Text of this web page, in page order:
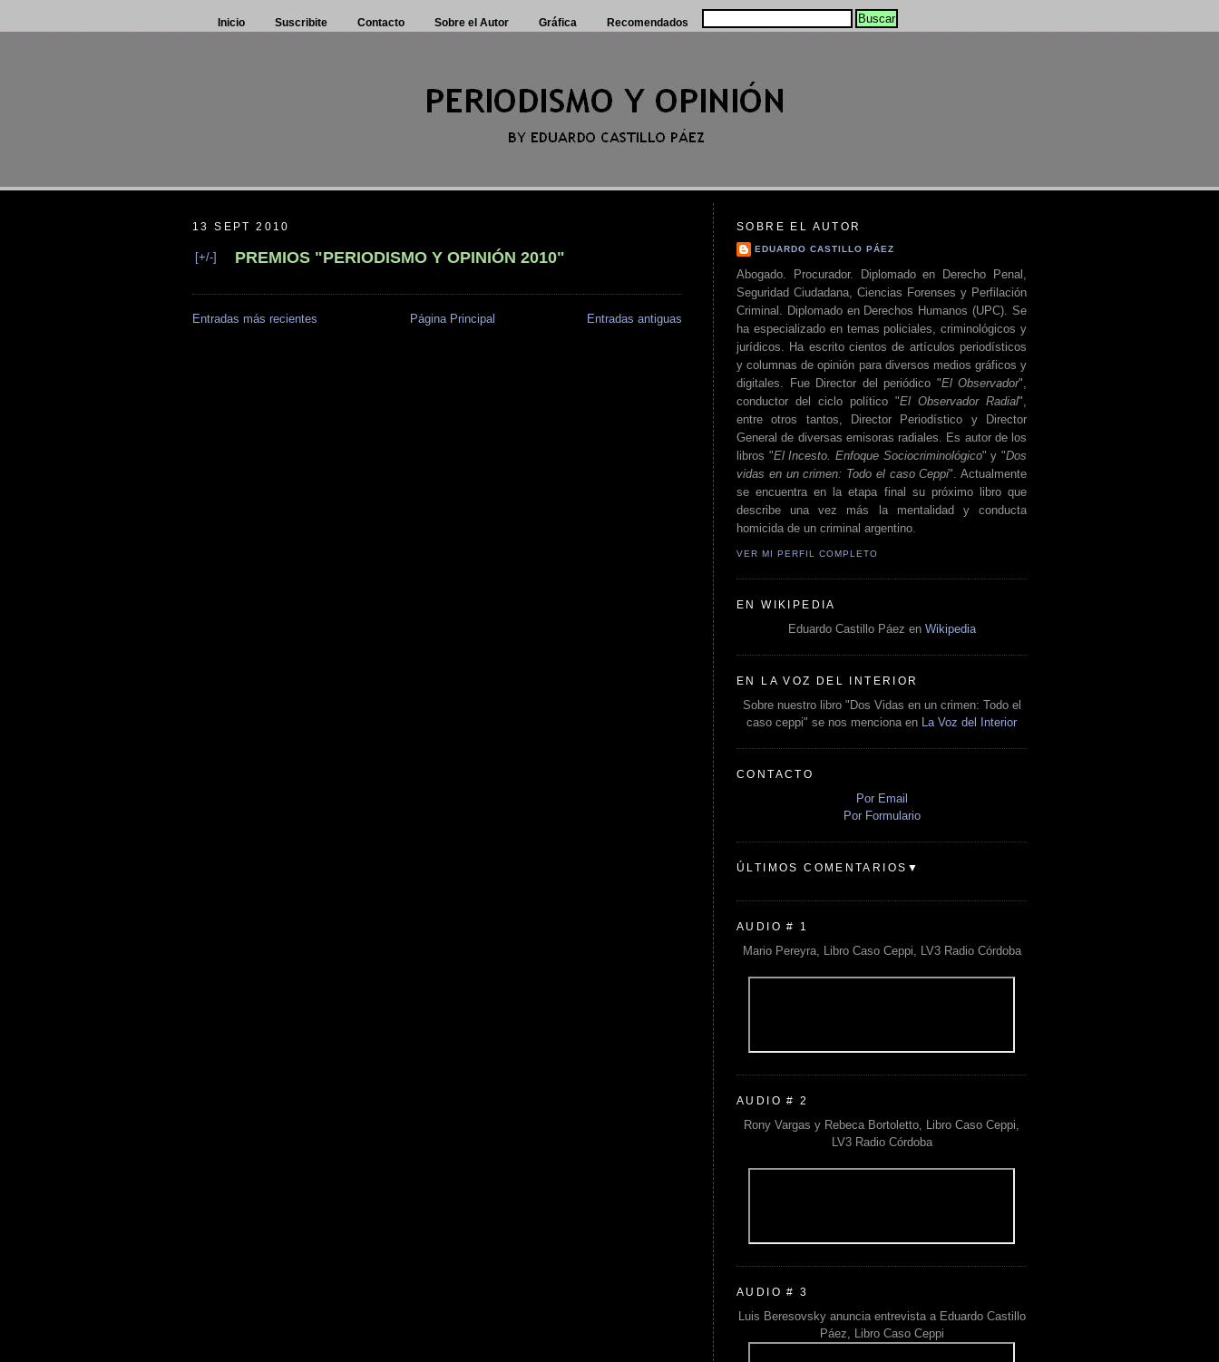
Inicio Suscribite Contacto Sobre el Autor Gráfica Recomendados
13 SEPT 2010
[+/-] PREMIOS "PERIODISMO Y OPINIÓN 2010"
Entradas más recientes Entradas antiguas
Página Principal
SOBRE EL AUTOR
EDUARDO CASTILLO PÁEZ
Abogado. Procurador. Diplomado en Derecho Penal,
Seguridad Ciudadana, Ciencias Forenses y Perfilación
Criminal. Diplomado en Derechos Humanos (UPC). Se
ha especializado en temas policiales, criminológicos y
jurídicos. Ha escrito cientos de artículos periodísticos
y columnas de opinión para diversos medios gráficos y
digitales. Fue Director del periódico "El Observador",
conductor del ciclo político "El Observador Radial",
entre otros tantos, Director Periodístico y Director
General de diversas emisoras radiales. Es autor de los
libros "El Incesto. Enfoque Sociocriminológico" y "Dos
vidas en un crimen: Todo el caso Ceppi". Actualmente
se encuentra en la etapa final su próximo libro que
describe una vez más la mentalidad y conducta
homicida de un criminal argentino.
VER MI PERFIL COMPLETO
EN WIKIPEDIA
Eduardo Castillo Páez en Wikipedia
EN LA VOZ DEL INTERIOR
Sobre nuestro libro "Dos Vidas en un crimen: Todo el
caso ceppi" se nos menciona en
La Voz del Interior
CONTACTO
Por Email
Por Formulario
ÚLTIMOS COMENTARIOS▼
AUDIO # 1
Mario Pereyra, Libro Caso Ceppi, LV3 Radio Córdoba
AUDIO # 2
Rony Vargas y Rebeca Bortoletto, Libro Caso Ceppi,
LV3 Radio Córdoba
AUDIO # 3
Luis Beresovsky anuncia entrevista a Eduardo Castillo
Páez, Libro Caso Ceppi